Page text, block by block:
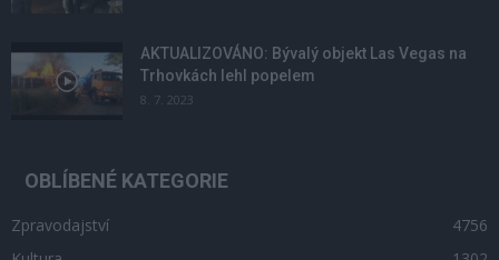
AKTUALIZOVÁNO: Bývalý objekt Las Vegas na
Trhovkách lehl popelem
8. 7. 2023
OBLÍBENÉ KATEGORIE
Zpravodajství
4756